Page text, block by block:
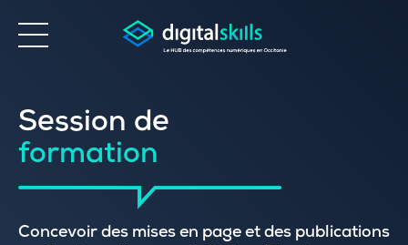
Accessibilité
Session de
formation
Concevoir des mises en page et des publications